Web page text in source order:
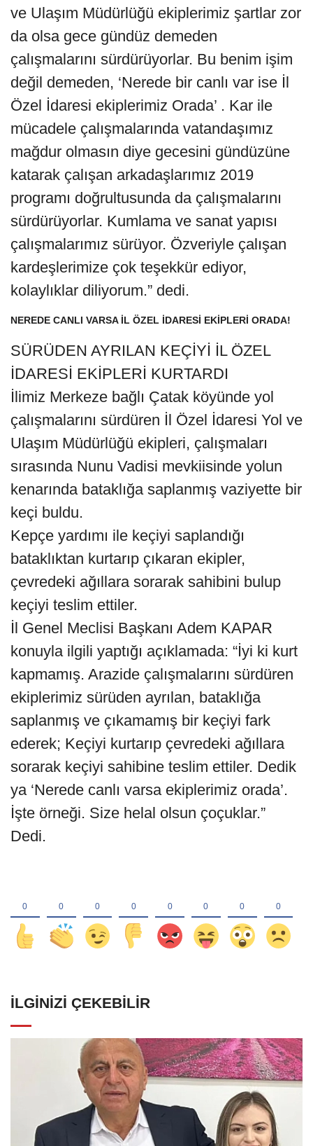
ve Ulaşım Müdürlüğü ekiplerimiz şartlar zor
da olsa gece gündüz demeden
çalışmalarını sürdürüyorlar. Bu benim işim
değil demeden, ‘Nerede bir canlı var ise İl
Özel İdaresi ekiplerimiz Orada’ . Kar ile
mücadele çalışmalarında vatandaşımız
mağdur olmasın diye gecesini gündüzüne
katarak çalışan arkadaşlarımız 2019
programı doğrultusunda da çalışmalarını
sürdürüyorlar. Kumlama ve sanat yapısı
çalışmalarımız sürüyor. Özveriyle çalışan
kardeşlerimize çok teşekkür ediyor,
kolaylıklar diliyorum.” dedi.
NEREDE CANLI VARSA İL ÖZEL İDARESİ EKİPLERİ ORADA!
SÜRÜDEN AYRILAN KEÇİYİ İL ÖZEL
İDARESİ EKİPLERİ KURTARDI
İlimiz Merkeze bağlı Çatak köyünde yol
çalışmalarını sürdüren İl Özel İdaresi Yol ve
Ulaşım Müdürlüğü ekipleri, çalışmaları
sırasında Nunu Vadisi mevkiisinde yolun
kenarında bataklığa saplanmış vaziyette bir
keçi buldu.
Kepçe yardımı ile keçiyi saplandığı
bataklıktan kurtarıp çıkaran ekipler,
çevredeki ağıllara sorarak sahibini bulup
keçiyi teslim ettiler.
İl Genel Meclisi Başkanı Adem KAPAR
konuyla ilgili yaptığı açıklamada: “İyi ki kurt
kapmamış. Arazide çalışmalarını sürdüren
ekiplerimiz sürüden ayrılan, bataklığa
saplanmış ve çıkamamış bir keçiyi fark
ederek; Keçiyi kurtarıp çevredeki ağıllara
sorarak keçiyi sahibine teslim ettiler. Dedik
ya ‘Nerede canlı varsa ekiplerimiz orada’.
İşte örneği. Size helal olsun çoçuklar.”
Dedi.
İLGINIZI ÇEKEBILIR